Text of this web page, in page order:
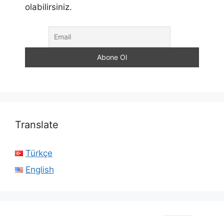
olabilirsiniz.
Translate
Türkçe
English